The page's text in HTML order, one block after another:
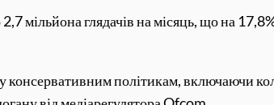
мільйона глядачів на місяць, що на
політикам, включаючи